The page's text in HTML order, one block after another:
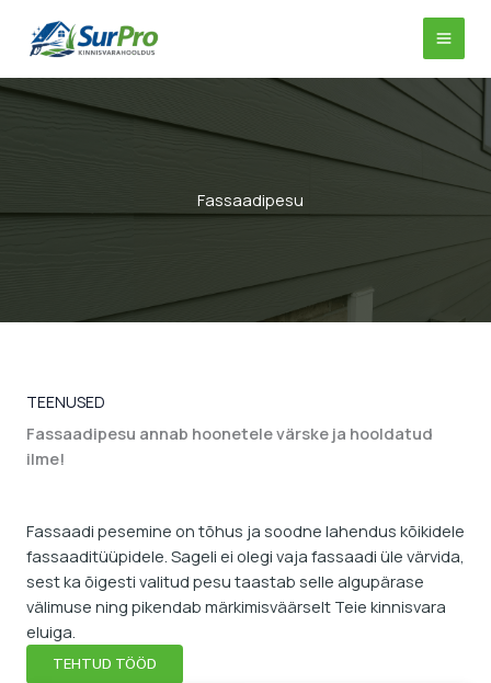
content
Fassaadipesu
TEENUSED
Fassaadipesu annab hoonetele värske ja hooldatud
ilme!
Fassaadi pesemine on tõhus ja soodne lahendus kõikidele
fassaaditüüpidele. Sageli ei olegi vaja fassaadi üle värvida,
sest ka õigesti valitud pesu taastab selle algupärase
välimuse ning pikendab märkimisväärselt Teie kinnisvara
eluiga.
TEHTUD TÖÖD